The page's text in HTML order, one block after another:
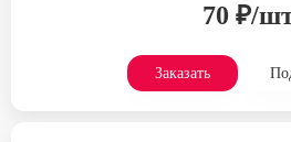
70 ₽/
Заказать